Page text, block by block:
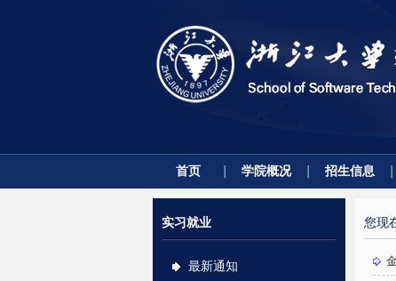
首页 学院概况 招生信息
实习就业
最新通知
您现